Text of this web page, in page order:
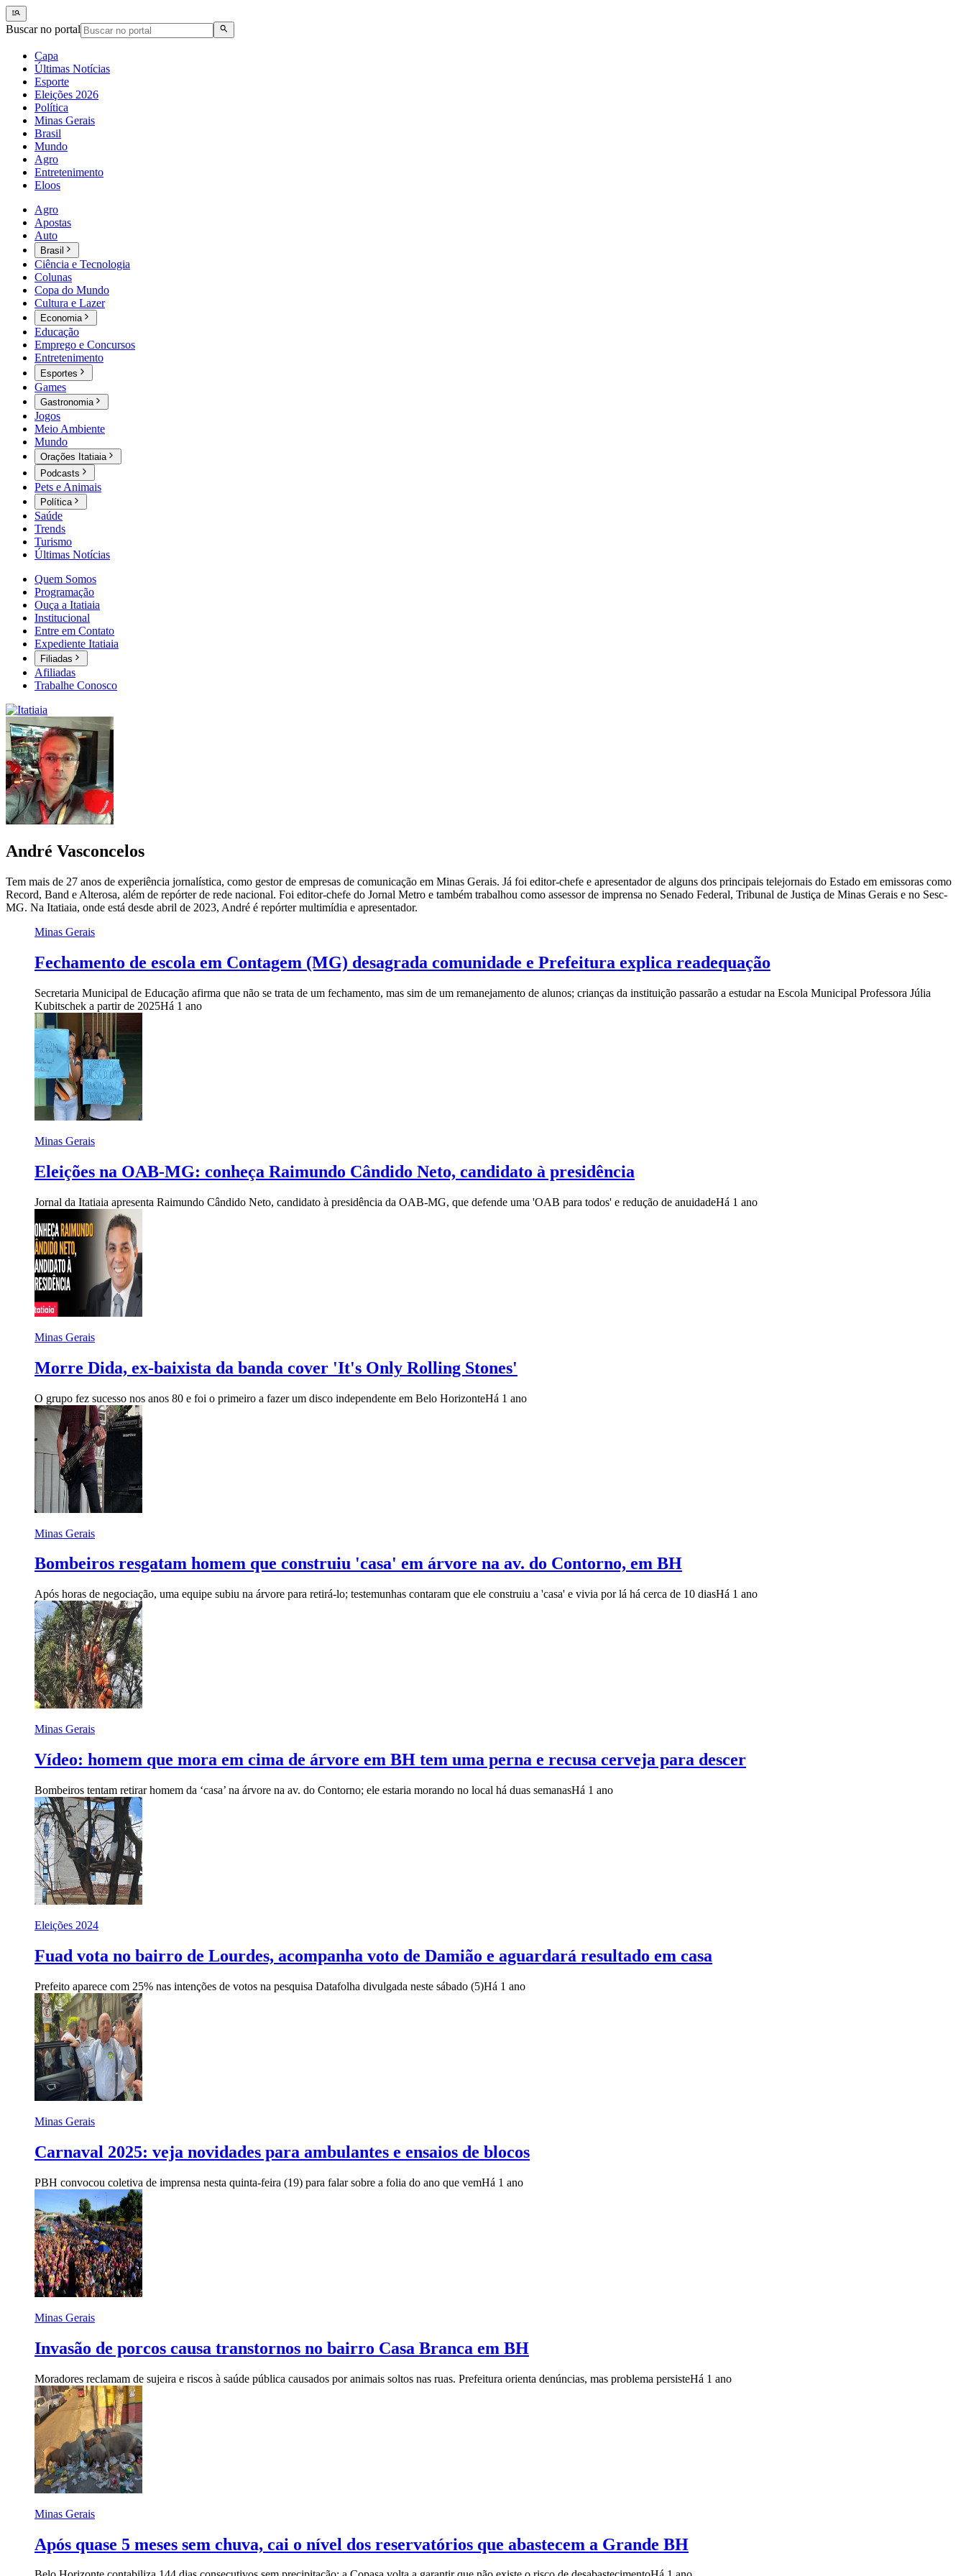
Buscar no portal
Capa
Últimas Notícias
Esporte
Eleições 2026
Política
Minas Gerais
Brasil
Mundo
Agro
Entretenimento
Eloos
Agro
Apostas
Auto
Brasil
Ciência e Tecnologia
Colunas
Copa do Mundo
Cultura e Lazer
Economia
Educação
Emprego e Concursos
Entretenimento
Esportes
Games
Gastronomia
Jogos
Meio Ambiente
Mundo
Orações Itatiaia
Podcasts
Pets e Animais
Política
Saúde
Trends
Turismo
Últimas Notícias
Quem Somos
Programação
Ouça a Itatiaia
Institucional
Entre em Contato
Expediente Itatiaia
Filiadas
Afiliadas
Trabalhe Conosco
André Vasconcelos
Tem mais de 27 anos de experiência jornalística, como gestor de empresas de comunicação em Minas Gerais. Já foi editor-chefe e apresentador de alguns dos principais telejornais do Estado em emissoras como
Record, Band e Alterosa, além de repórter de rede nacional. Foi editor-chefe do Jornal Metro e também trabalhou como assessor de imprensa no Senado Federal, Tribunal de Justiça de Minas Gerais e no Sesc-
MG. Na Itatiaia, onde está desde abril de 2023, André é repórter multimídia e apresentador.
Minas Gerais
Fechamento de escola em Contagem (MG) desagrada comunidade e Prefeitura explica readequação
Secretaria Municipal de Educação afirma que não se trata de um fechamento, mas sim de um remanejamento de alunos; crianças da instituição passarão a estudar na Escola Municipal Professora Júlia
Kubitschek a partir de 2025Há 1 ano
Minas Gerais
Eleições na OAB-MG: conheça Raimundo Cândido Neto, candidato à presidência
Jornal da Itatiaia apresenta Raimundo Cândido Neto, candidato à presidência da OAB-MG, que defende uma 'OAB para todos' e redução de anuidadeHá 1 ano
Minas Gerais
Morre Dida, ex-baixista da banda cover 'It's Only Rolling Stones'
O grupo fez sucesso nos anos 80 e foi o primeiro a fazer um disco independente em Belo HorizonteHá 1 ano
Minas Gerais
Bombeiros resgatam homem que construiu 'casa' em árvore na av. do Contorno, em BH
Após horas de negociação, uma equipe subiu na árvore para retirá-lo; testemunhas contaram que ele construiu a 'casa' e vivia por lá há cerca de 10 diasHá 1 ano
Minas Gerais
Vídeo: homem que mora em cima de árvore em BH tem uma perna e recusa cerveja para descer
Bombeiros tentam retirar homem da ‘casa’ na árvore na av. do Contorno; ele estaria morando no local há duas semanasHá 1 ano
Eleições 2024
Fuad vota no bairro de Lourdes, acompanha voto de Damião e aguardará resultado em casa
Prefeito aparece com 25% nas intenções de votos na pesquisa Datafolha divulgada neste sábado (5)Há 1 ano
Minas Gerais
Carnaval 2025: veja novidades para ambulantes e ensaios de blocos
PBH convocou coletiva de imprensa nesta quinta-feira (19) para falar sobre a folia do ano que vemHá 1 ano
Minas Gerais
Invasão de porcos causa transtornos no bairro Casa Branca em BH
Moradores reclamam de sujeira e riscos à saúde pública causados por animais soltos nas ruas. Prefeitura orienta denúncias, mas problema persisteHá 1 ano
Minas Gerais
Após quase 5 meses sem chuva, cai o nível dos reservatórios que abastecem a Grande BH